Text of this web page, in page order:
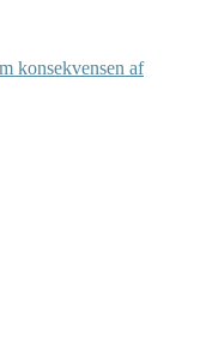
konsekvensen af